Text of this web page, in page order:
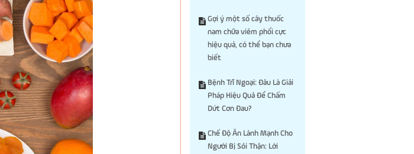
Gợi ý một số cây thuốc
nam chữa viêm phổi cực
hiệu quả, có thể bạn chưa
biết
Bệnh Trĩ Ngoại: Đâu Là Giải
Pháp Hiệu Quả Để Chấm
Dứt Cơn Đau?
Chế Độ Ăn Lành Mạnh Cho
Người Bị Sỏi Thận: Lời